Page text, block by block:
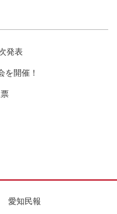
発表
開催！
愛知民報